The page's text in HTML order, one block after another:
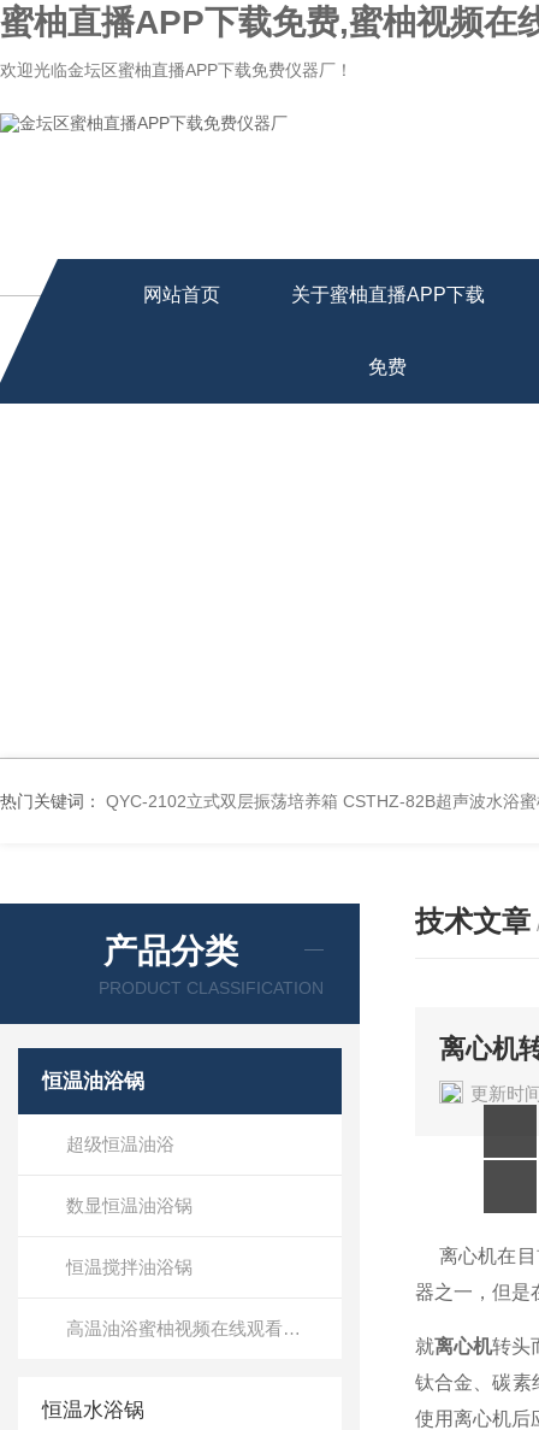
蜜柚直播APP下载免费,蜜柚视频在
欢迎光临金坛区蜜柚直播APP下载免费仪器厂！
网站首页 关于蜜柚直播APP下载
免费
热门关键词： QYC-2102立式双层振荡培养箱 CSTHZ-82B超声波水浴
产品分类
PRODUCT CLASSIFICATION
恒温油浴锅
超级恒温油浴
数显恒温油浴锅
恒温搅拌油浴锅
高温油浴蜜柚视频在线观看免费观看
恒温水浴锅
技术文章
离心机
更新时
离心机在目
器之一，但
就离心机转头
钛合金、碳
使用离心机后